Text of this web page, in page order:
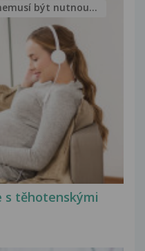
s těhotenskými
být nutnou...